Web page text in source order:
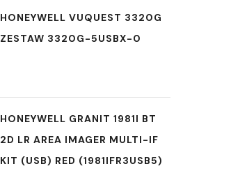
HONEYWELL VUQUEST 3320G
ZESTAW 3320G-5USBX-0
HONEYWELL GRANIT 1981I BT
2D LR AREA IMAGER MULTI-IF
KIT (USB) RED (1981IFR3USB5)